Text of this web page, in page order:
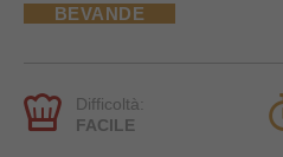
BEVANDE
Difficoltà:
FACILE